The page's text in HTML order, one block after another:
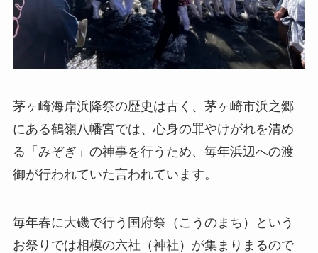
茅ヶ崎海岸浜降祭の歴史は古く、茅ヶ崎市浜之郷
にある鶴嶺八幡宮では、心身の罪やけがれを清め
る「みぞぎ」の神事を行うため、毎年浜辺への渡
御が行われていた言われています。
毎年春に大磯で行う国府祭（こうのまち）という
お祭りでは相模の六社（神社）が集まりまるので